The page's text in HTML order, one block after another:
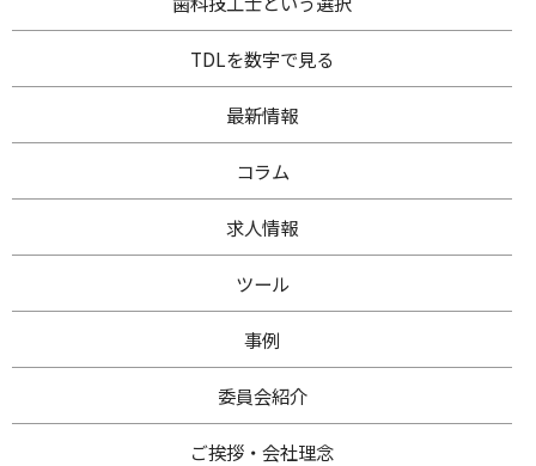
TDLを数字で見る
最新情報
コラム
求人情報
ツール
事例
委員会紹介
ご挨拶・ 会社理念